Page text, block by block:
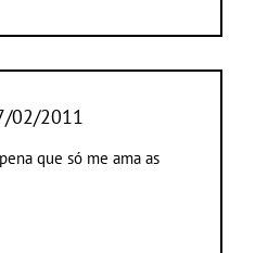
02/2011
que só me ama as